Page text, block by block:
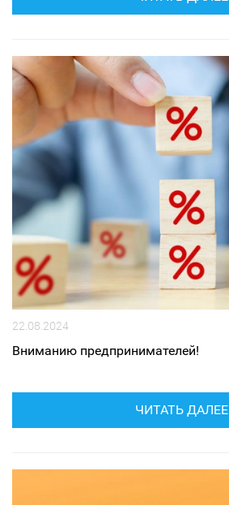
22.08.2024
Вниманию предпринимателей!
ЧИТАТЬ ДАЛЕЕ